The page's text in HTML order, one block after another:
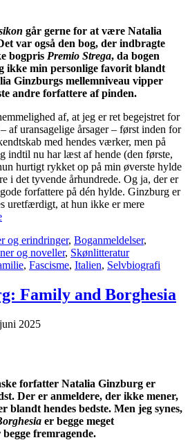
går gerne for at være Natalia
var også den bog, der indbragte
bogpris Premio Strega, da bogen
ikke min personlige favorit blandt
Ginzburgs mellemniveau vipper
andre forfattere af pinden.
af, at jeg er ret begejstret for
af uransagelige årsager – først inden for
med hendes værker, men på
indtil nu har læst af hende (den første,
hurtigt rykket op på min øverste hylde
i det tyvende århundrede. Og ja, der er
forfattere på dén hylde. Ginzburg er
uretfærdigt, at hun ikke er mere
og erindringer, Boganmeldelser,
og noveller, Skønlitteratur
, Fascisme, Italien, Selvbiografi
Family and Borghesia
2025
forfatter Natalia Ginzburg er
Der er anmeldere, der ikke mener,
blandt hendes bedste. Men jeg synes,
er begge meget
fremragende.